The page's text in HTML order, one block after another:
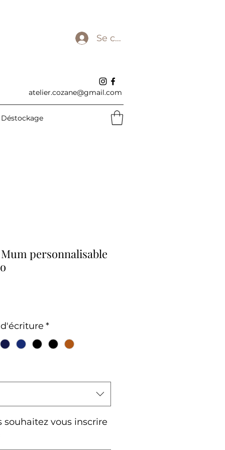
Se connecter
atelier.cozane@gmail.com
Déstockage
personnalisable
*
souhaitez vous inscrire